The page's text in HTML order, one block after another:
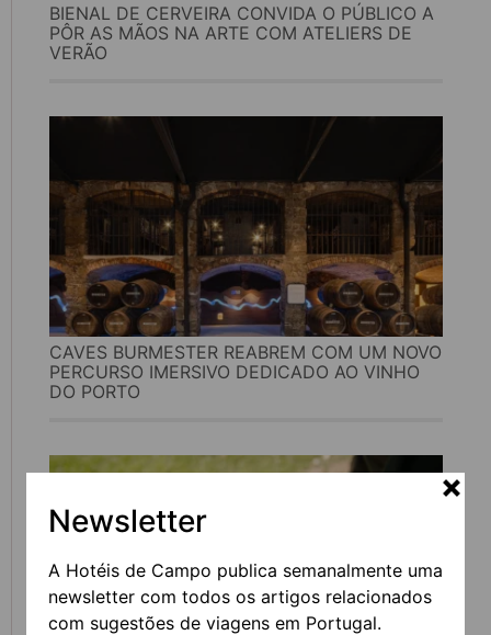
Newsletter
A Hotéis de Campo publica semanalmente uma
newsletter com todos os artigos relacionados
com sugestões de viagens em Portugal.
BIENAL DE CERVEIRA CONVIDA O PÚBLICO A
PÔR AS MÃOS NA ARTE COM ATELIERS DE
VERÃO
CAVES BURMESTER REABREM COM UM NOVO
PERCURSO IMERSIVO DEDICADO AO VINHO
DO PORTO